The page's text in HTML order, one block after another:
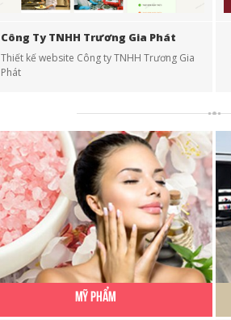
Công Ty TNHH Trương Gia Phát
Thiết kế website Công ty TNHH Trương Gia
Phát
Mỹ Phẩm